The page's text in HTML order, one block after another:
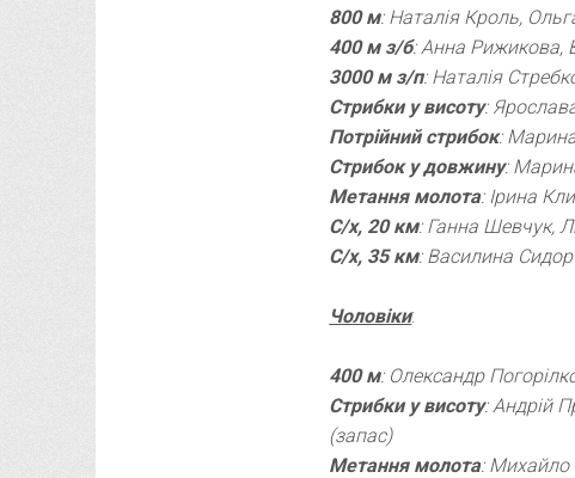
800 м: Наталія Кроль,
400 м з/б: Анна Рижикова,
3000 м з/п: Наталія
Стрибки у висоту:
Потрійний стрибок:
Стрибок у довжину:
Метання молота: Ірина
С/х, 20 км: Ганна Шевчук,
С/х, 35 км: Василина
Чоловіки:
400 м: Олександр
Стрибки у висоту: Андрій
(запас)
Метання молота: Михайло